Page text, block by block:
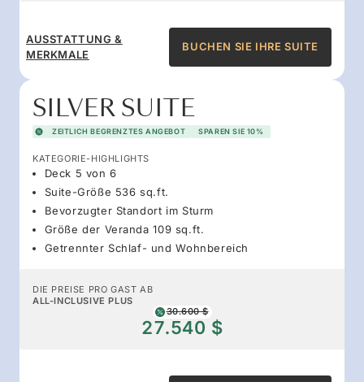
AUSSTATTUNG &
MERKMALE
BUCHEN SIE IHRE SUITE
SILVER SUITE
ZEITLICH BEGRENZTES ANGEBOT SPAREN SIE 10%
KATEGORIE-HIGHLIGHTS
Deck 5 von 6
Suite-Größe 536 sq.ft.
Bevorzugter Standort im Sturm
Größe der Veranda 109 sq.ft.
Getrennter Schlaf- und Wohnbereich
DIE PREISE PRO GAST AB
ALL-INCLUSIVE PLUS
30.600 $
27.540 $